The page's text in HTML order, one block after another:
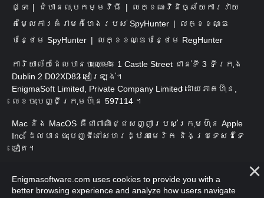
ផ្ទះ ជំហានលុបកម្មវិធី
លក្ខណៈវិនិច្ឆ័យការវាយ
តម្លៃការគំរាមកំហែងរបស់ SpyHunter
លក្ខខណ្ឌ
បន្ថែម SpyHunter
លក្ខខណ្ឌបន្ថែម RegHunter
ការិយាល័យដែលបានចុះឈ្មោះ៖ 1 Castle Street ជាន់ទី 3 ទីក្រុង
Dublin 2 D02XD82 អៀរឡង់។
EnigmaSoft Limited, Private Company Limited ដោយភាគហ៊ុន,
លេខចុះបញ្ជីក្រុមហ៊ុន 597114 ។
Mac និង MacOS គឺជាពាណិជ្ជសញ្ញារបស់ក្រុមហ៊ុន Apple
Inc. ដែលបានចុះបញ្ជីនៅសហរដ្ឋអាមេរិក និងប្រទេសដទៃ
ទៀត។
គ្រប់យ៉ាង។
Enigmasoftware.com uses cookies to provide you with a
better browsing experience and analyze how users navigate